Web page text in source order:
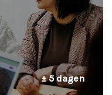
± 5 dagen